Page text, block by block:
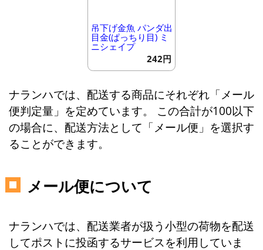
吊下げ金魚 パンダ出
目金(ぱっちり目) ミ
ニシェイプ
242円
ナランハでは、配送する商品にそれぞれ「メール
便判定量」を定めています。 この合計が100以下
の場合に、配送方法として「メール便」を選択す
ることができます。
メール便について
ナランハでは、配送業者が扱う小型の荷物を配送
してポストに投函するサービスを利用していま